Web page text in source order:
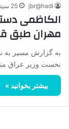
jbr@hadi 25 سپتامبر, 2021
الکاظمی
مهران طبق
به گزارش مسیر به
نخست وزیر عراق
بیشتر بخوانید »